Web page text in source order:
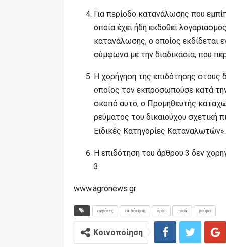
Για περίοδο κατανάλωσης που
οποία έχει ήδη εκδοθεί
κατανάλωσης, ο οποίος εκδίδεται
σύμφωνα με την διαδικασία, που
Η χορήγηση της επιδότησης στους
οποίος τον εκπροσωπούσε κατά
σκοπό αυτό, ο Προμηθευτής
ρεύματος του δικαιούχου σχετική
Ειδικές Κατηγορίες Καταναλωτών».
Η επιδότηση του άρθρου 3 δεν
3.
www.agronews.gr
αγρότες επιδότηση όροι ποσά ρεύμα
Κοινοποίηση